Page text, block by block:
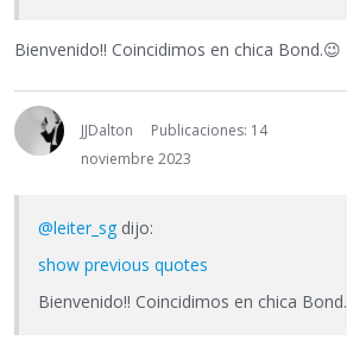
Bienvenido!! Coincidimos en chica Bond.😉
JJDalton
Publicaciones: 14
noviembre 2023
@leiter_sg dijo:
show previous quotes
Bienvenido!! Coincidimos en chica Bond.